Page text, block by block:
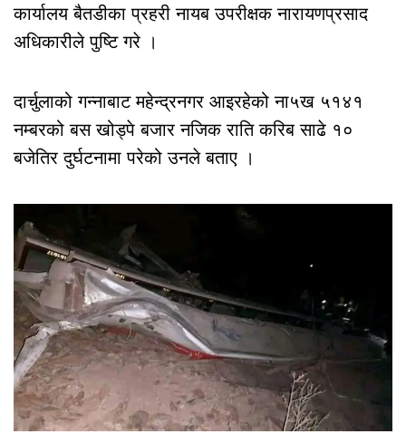
कार्यालय बैतडीका प्रहरी नायब उपरीक्षक नारायणप्रसाद
अधिकारीले पुष्टि गरे ।
दार्चुलाको गन्नाबाट महेन्द्रनगर आइरहेको ना५ख ५१४१
नम्बरको बस खोड्पे बजार नजिक राति करिब साढे १०
बजेतिर दुर्घटनामा परेको उनले बताए ।